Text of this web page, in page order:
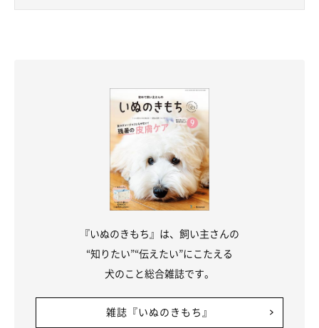
『いぬのきもち』は、飼い主さんの
“知りたい”“伝えたい”にこたえる
犬のこと総合雑誌です。
雑誌『いぬのきもち』